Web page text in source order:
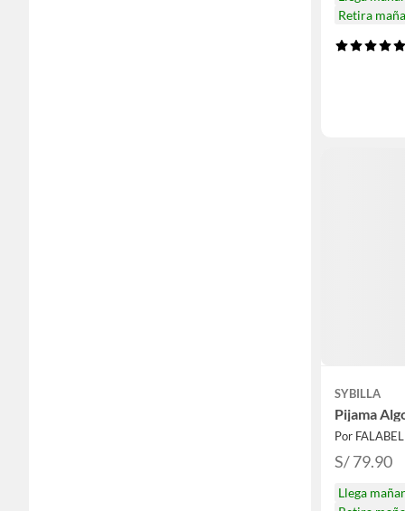
Retira
SYBILLA
Pijama
Por
S/ 79.90
Llega